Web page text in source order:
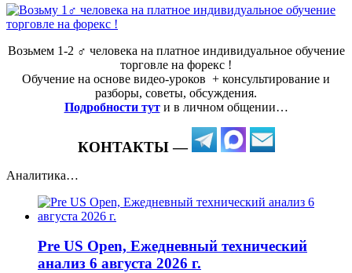
Возьмем 1-2 ‍♂️ человека на платное индивидуальное обучение
торговле на форекс !
Обучение на основе видео-уроков ️ + консультирование и
разборы, советы, обсуждения.
Подробности тут и в личном общении…
КОНТАКТЫ —
Аналитика…
Pre US Open, Ежедневный технический
анализ 6 августа 2026 г.